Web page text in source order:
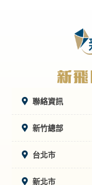
聯絡資訊
新竹總部
台北市
新北市